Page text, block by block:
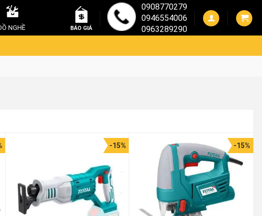
NGHỀ BÁO GIÁ
0908770279
0946554006
0963289290
-15% -15%